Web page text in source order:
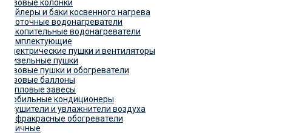
Газовые колонки
Бойлеры и баки косвенного нагрева
Проточные водонагреватели
Накопительные водонагреватели
Комплектующие
Электрические пушки и вентиляторы
Дизельные пушки
Газовые пушки и обогреватели
Газовые баллоны
Тепловые завесы
Мобильные кондиционеры
Осушители и увлажнители воздуха
Инфракрасные обогреватели
Уличные